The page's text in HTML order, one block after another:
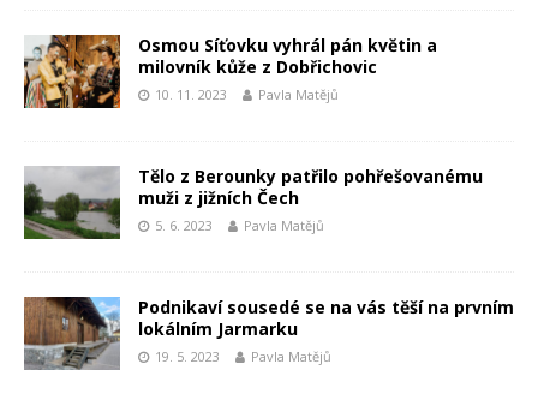
Osmou Síťovku vyhrál pán květin a
milovník kůže z Dobřichovic
10. 11. 2023 Pavla Matějů
Tělo z Berounky patřilo pohřešovanému
muži z jižních Čech
5. 6. 2023 Pavla Matějů
Podnikaví sousedé se na vás těší na prvním
lokálním Jarmarku
19. 5. 2023 Pavla Matějů